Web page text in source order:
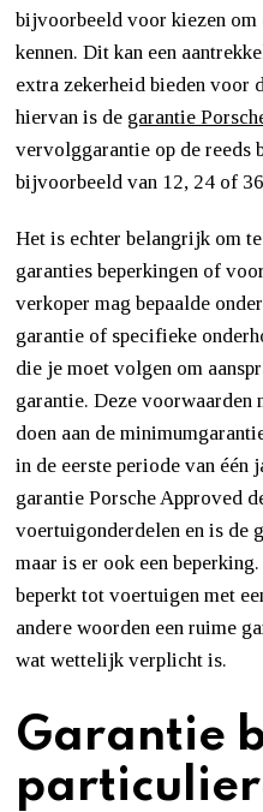
bijvoorbeeld voor kiezen
kennen. Dit kan een
extra zekerheid bieden voor
hiervan is de garantie
vervolggarantie op de reeds
bijvoorbeeld van 12, 24 of
Het is echter belangrijk om
garanties beperkingen of
verkoper mag bepaalde
garantie of specifieke
die je moet volgen om
garantie. Deze voorwaarden
doen aan de
in de eerste periode van één
garantie Porsche Approved
voertuigonderdelen en is de
maar is er ook een
beperkt tot voertuigen met
andere woorden een ruime
wat wettelijk verplicht is.
Garantie